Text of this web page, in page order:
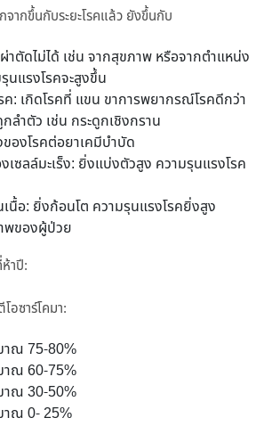
จากขึ้นกับระยะโรคแล้ว ยังขึ้นกับ
าตัดไม่ได้ เช่น จากสุขภาพ หรือจากตำแหน่ง
นแรงโรคจะสูงขึ้น
ค: เกิดโรคที่ แขน ขาการพยากรณ์โรคดีกว่า
ลำตัว เช่น กระดูกเชิงกราน
องโรคต่อยาเคมีบำบัด
เซลล์มะเร็ง: ยิ่งแบ่งตัวสูง ความรุนแรงโรค
นื้อ: ยิ่งก้อนโต ความรุนแรงโรคยิ่งสูง
พของผู้ป่วย
าปี:
อซาร์โคมา:
าณ 75-80%
าณ 60-75%
าณ 30-50%
าณ 0- 25%